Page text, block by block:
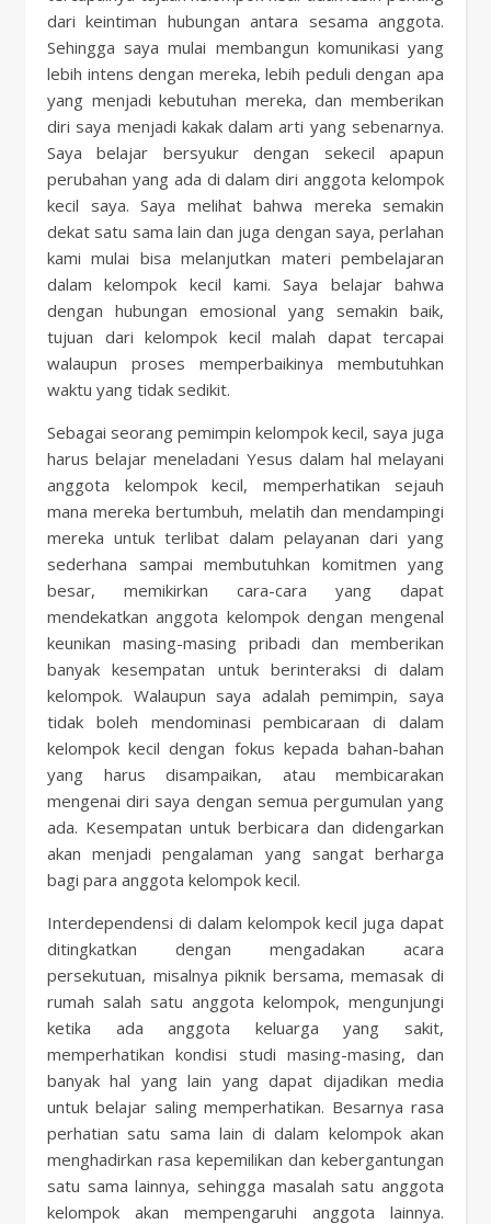
dari keintiman hubungan antara sesama anggota.
Sehingga saya mulai membangun komunikasi yang
lebih intens dengan mereka, lebih peduli dengan apa
yang menjadi kebutuhan mereka, dan memberikan
diri saya menjadi kakak dalam arti yang sebenarnya.
Saya belajar bersyukur dengan sekecil apapun
perubahan yang ada di dalam diri anggota kelompok
kecil saya. Saya melihat bahwa mereka semakin
dekat satu sama lain dan juga dengan saya, perlahan
kami mulai bisa melanjutkan materi pembelajaran
dalam kelompok kecil kami. Saya belajar bahwa
dengan hubungan emosional yang semakin baik,
tujuan dari kelompok kecil malah dapat tercapai
walaupun proses memperbaikinya membutuhkan
waktu yang tidak sedikit.
Sebagai seorang pemimpin kelompok kecil, saya juga
harus belajar meneladani Yesus dalam hal melayani
anggota kelompok kecil, memperhatikan sejauh
mana mereka bertumbuh, melatih dan mendampingi
mereka untuk terlibat dalam pelayanan dari yang
sederhana sampai membutuhkan komitmen yang
besar, memikirkan cara-cara yang dapat
mendekatkan anggota kelompok dengan mengenal
keunikan masing-masing pribadi dan memberikan
banyak kesempatan untuk berinteraksi di dalam
kelompok. Walaupun saya adalah pemimpin, saya
tidak boleh mendominasi pembicaraan di dalam
kelompok kecil dengan fokus kepada bahan-bahan
yang harus disampaikan, atau membicarakan
mengenai diri saya dengan semua pergumulan yang
ada. Kesempatan untuk berbicara dan didengarkan
akan menjadi pengalaman yang sangat berharga
bagi para anggota kelompok kecil.
Interdependensi di dalam kelompok kecil juga dapat
ditingkatkan dengan mengadakan acara
persekutuan, misalnya piknik bersama, memasak di
rumah salah satu anggota kelompok, mengunjungi
ketika ada anggota keluarga yang sakit,
memperhatikan kondisi studi masing-masing, dan
banyak hal yang lain yang dapat dijadikan media
untuk belajar saling memperhatikan. Besarnya rasa
perhatian satu sama lain di dalam kelompok akan
menghadirkan rasa kepemilikan dan kebergantungan
satu sama lainnya, sehingga masalah satu anggota
kelompok akan mempengaruhi anggota lainnya.